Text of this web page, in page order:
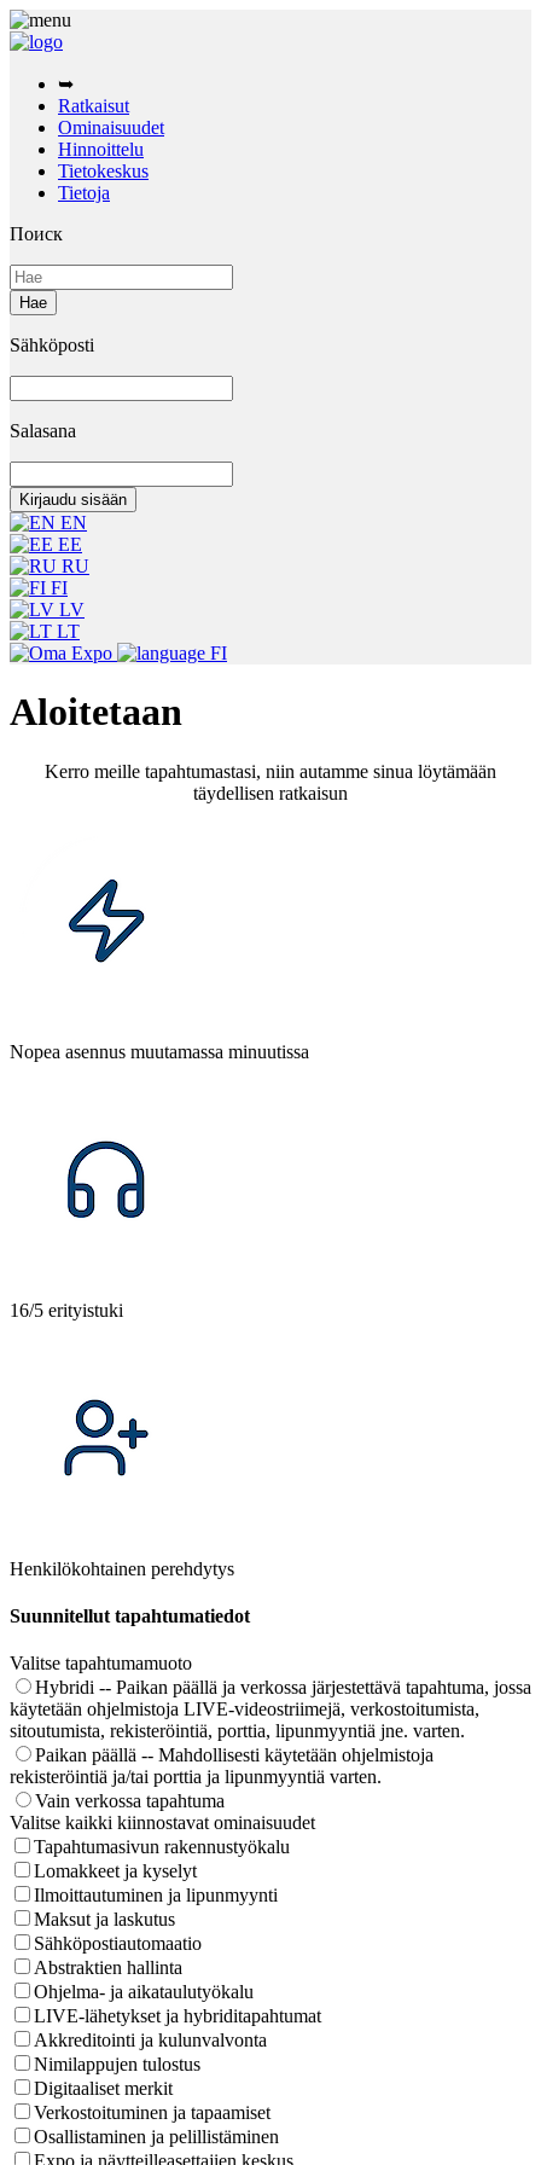
➥
Ratkaisut
Ominaisuudet
Hinnoittelu
Tietokeskus
Tietoja
Поиск
Sähköposti
Salasana
EN
EE
RU
FI
LV
LT
FI
Aloitetaan
Kerro meille tapahtumastasi, niin autamme sinua löytämään
täydellisen ratkaisun
Nopea asennus muutamassa minuutissa
16/5 erityistuki
Henkilökohtainen perehdytys
Suunnitellut tapahtumatiedot
Valitse tapahtumamuoto
Hybridi -- Paikan päällä ja verkossa järjestettävä tapahtuma, jossa
käytetään ohjelmistoja LIVE-videostriimejä, verkostoitumista,
sitoutumista, rekisteröintiä, porttia, lipunmyyntiä jne. varten.
Paikan päällä -- Mahdollisesti käytetään ohjelmistoja
rekisteröintiä ja/tai porttia ja lipunmyyntiä varten.
Vain verkossa tapahtuma
Valitse kaikki kiinnostavat ominaisuudet
Tapahtumasivun rakennustyökalu
Lomakkeet ja kyselyt
Ilmoittautuminen ja lipunmyynti
Maksut ja laskutus
Sähköpostiautomaatio
Abstraktien hallinta
Ohjelma- ja aikataulutyökalu
LIVE-lähetykset ja hybriditapahtumat
Akkreditointi ja kulunvalvonta
Nimilappujen tulostus
Digitaaliset merkit
Verkostoituminen ja tapaamiset
Osallistaminen ja pelillistäminen